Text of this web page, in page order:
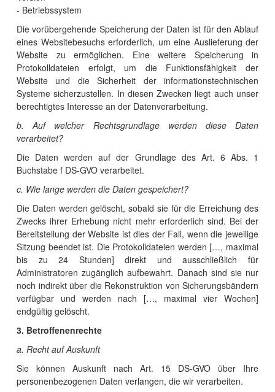
- Betriebssystem
Die vorübergehende Speicherung der Daten ist für den Ablauf
eines Websitebesuchs erforderlich, um eine Auslieferung der
Website zu ermöglichen. Eine weitere Speicherung in
Protokolldateien erfolgt, um die Funktionsfähigkeit der
Website und die Sicherheit der informationstechnischen
Systeme sicherzustellen. In diesen Zwecken liegt auch unser
berechtigtes Interesse an der Datenverarbeitung.
b. Auf welcher Rechtsgrundlage werden diese Daten
verarbeitet?
Die Daten werden auf der Grundlage des Art. 6 Abs. 1
Buchstabe f DS-GVO verarbeitet.
c. Wie lange werden die Daten gespeichert?
Die Daten werden gelöscht, sobald sie für die Erreichung des
Zwecks ihrer Erhebung nicht mehr erforderlich sind. Bei der
Bereitstellung der Website ist dies der Fall, wenn die jeweilige
Sitzung beendet ist. Die Protokolldateien werden […, maximal
bis zu 24 Stunden] direkt und ausschließlich für
Administratoren zugänglich aufbewahrt. Danach sind sie nur
noch indirekt über die Rekonstruktion von Sicherungsbändern
verfügbar und werden nach […, maximal vier Wochen]
endgültig gelöscht.
3. Betroffenenrechte
a. Recht auf Auskunft
Sie können Auskunft nach Art. 15 DS-GVO über Ihre
personenbezogenen Daten verlangen, die wir verarbeiten.